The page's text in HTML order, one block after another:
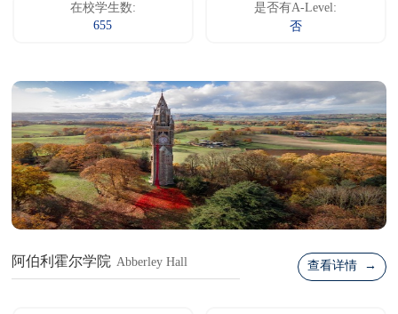
在校学生数:
655
是否有A-Level:
否
阿伯利霍尔学院 Abberley Hall 查看详情 →